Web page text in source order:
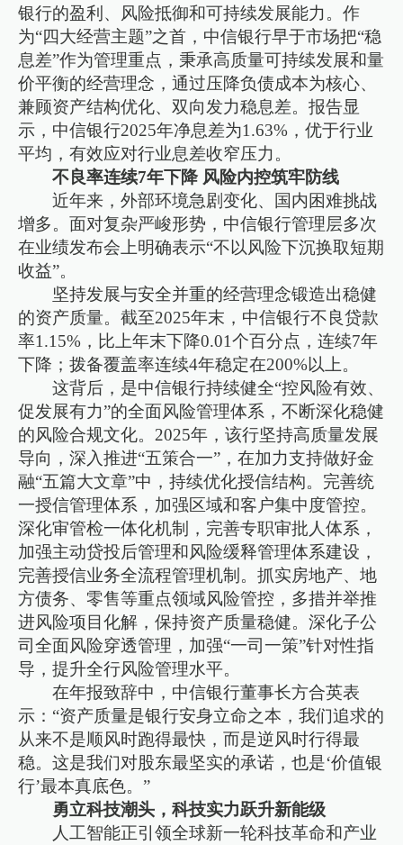
银行的盈利、风险抵御和可持续发展能力。作
为“四大经营主题”之首，中信银行早于市场把“稳
息差”作为管理重点，秉承高质量可持续发展和量
价平衡的经营理念，通过压降负债成本为核心、
兼顾资产结构优化、双向发力稳息差。报告显
示，中信银行2025年净息差为1.63%，优于行业
平均，有效应对行业息差收窄压力。
不良率连续7年下降 风险内控筑牢防线
近年来，外部环境急剧变化、国内困难挑战
增多。面对复杂严峻形势，中信银行管理层多次
在业绩发布会上明确表示“不以风险下沉换取短期
收益”。
坚持发展与安全并重的经营理念锻造出稳健
的资产质量。截至2025年末，中信银行不良贷款
率1.15%，比上年末下降0.01个百分点，连续7年
下降；拨备覆盖率连续4年稳定在200%以上。
这背后，是中信银行持续健全“控风险有效、
促发展有力”的全面风险管理体系，不断深化稳健
的风险合规文化。2025年，该行坚持高质量发展
导向，深入推进“五策合一”，在加力支持做好金
融“五篇大文章”中，持续优化授信结构。完善统
一授信管理体系，加强区域和客户集中度管控。
深化审管检一体化机制，完善专职审批人体系，
加强主动贷投后管理和风险缓释管理体系建设，
完善授信业务全流程管理机制。抓实房地产、地
方债务、零售等重点领域风险管控，多措并举推
进风险项目化解，保持资产质量稳健。深化子公
司全面风险穿透管理，加强“一司一策”针对性指
导，提升全行风险管理水平。
在年报致辞中，中信银行董事长方合英表
示：“资产质量是银行安身立命之本，我们追求的
从来不是顺风时跑得最快，而是逆风时行得最
稳。这是我们对股东最坚实的承诺，也是‘价值银
行’最本真底色。”
勇立科技潮头，科技实力跃升新能级
人工智能正引领全球新一轮科技革命和产业